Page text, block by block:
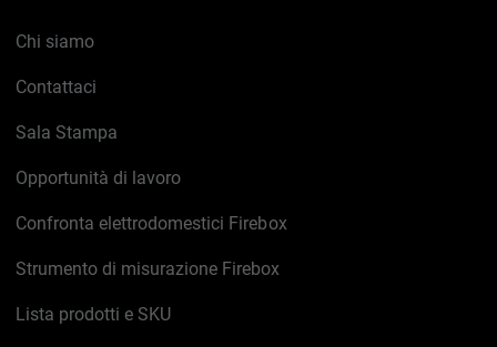
Chi siamo
Contattaci
Sala Stampa
Opportunità di lavoro
Confronta elettrodomestici Firebox
Strumento di misurazione Firebox
Lista prodotti e SKU